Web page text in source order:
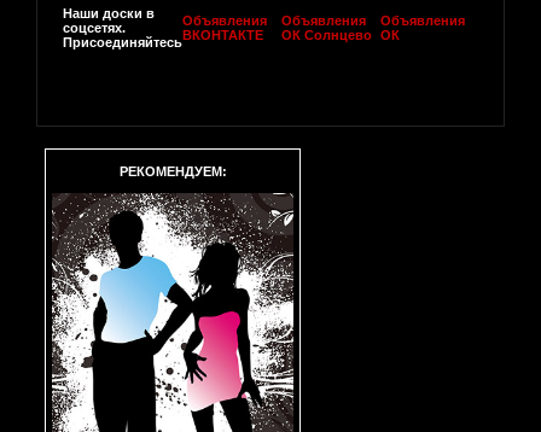
Наши доски в
соцсетях.
Присоединяйтесь
Объявления
ВКОНТАКТЕ
Объявления
ОК Солнцево
Объявления
ОК
РЕКОМЕНДУЕМ: